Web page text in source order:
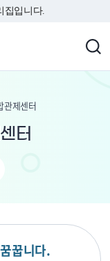
집입니다.
관제센터
터
꿉니다.